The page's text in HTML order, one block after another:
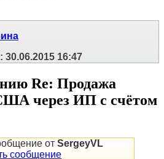
30.06.2015 16:47
Re: Продажа
через ИП с счётом
от SergeyVL